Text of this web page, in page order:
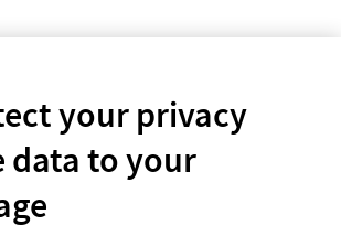
your privacy
data to your